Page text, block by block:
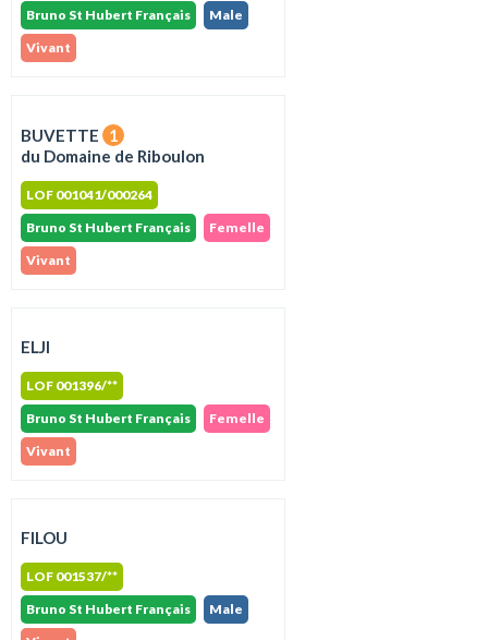
Bruno St Hubert Français
Male
Vivant
BUVETTE
1
du Domaine de Riboulon
LOF 001041/000264
Bruno St Hubert Français
Femelle
Vivant
ELJI
LOF 001396/**
Bruno St Hubert Français
Femelle
Vivant
FILOU
LOF 001537/**
Bruno St Hubert Français
Male